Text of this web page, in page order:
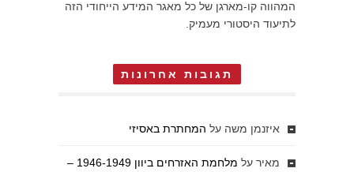
המהווה קו-מארגן של כל מאגר המידע הייחודי הזה
לתיעוד היסטורי מעמיק.
תגובות אחרונות
איזנמן משה על המחתרת באסיזי
מאיר על
מלחמת האזרחים ביוון 1946-1949 –